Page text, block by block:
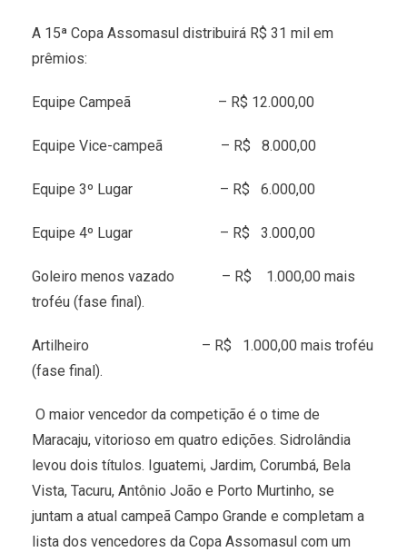
A 15ª Copa Assomasul distribuirá R$ 31 mil em
prêmios:
Equipe Campeã – R$ 12.000,00
Equipe Vice-campeã – R$ 8.000,00
Equipe 3º Lugar – R$ 6.000,00
Equipe 4º Lugar – R$ 3.000,00
Goleiro menos vazado – R$ 1.000,00 mais
troféu (fase final).
Artilheiro – R$ 1.000,00 mais troféu
(fase final).
O maior vencedor da competição é o time de
Maracaju, vitorioso em quatro edições. Sidrolândia
levou dois títulos. Iguatemi, Jardim, Corumbá, Bela
Vista, Tacuru, Antônio João e Porto Murtinho, se
juntam a atual campeã Campo Grande e completam a
lista dos vencedores da Copa Assomasul com um